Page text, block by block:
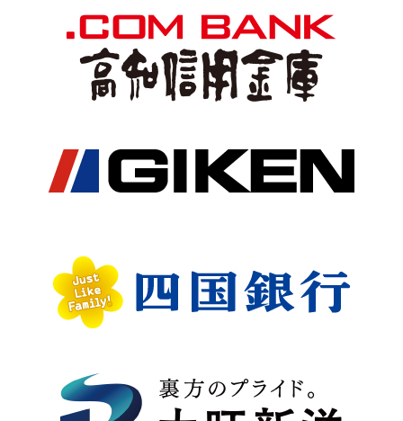
2026年4月27日
高知龍馬マラソン2027運営業務公募型プロポーザルの質疑回
答について